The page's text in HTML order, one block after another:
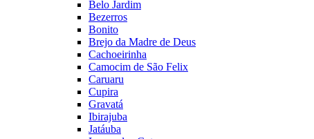
Belo Jardim
Bezerros
Bonito
Brejo da Madre de Deus
Cachoeirinha
Camocim de São Felix
Caruaru
Cupira
Gravatá
Ibirajuba
Jatáuba